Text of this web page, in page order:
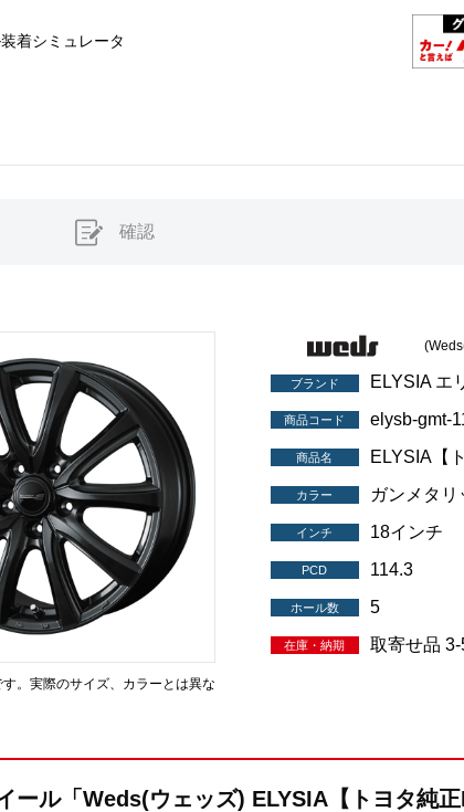
着シミュレータ
確認
。実際のサイズ、カラーとは異な
ブランド ELYSIA エ
商品コード elysb-gmt-
商品名 ELYSIA【
カラー ガンメタリ
インチ 18インチ
PCD 114.3
ホール数 5
在庫・納期 取寄せ品
ール「Weds(ウェッズ) ELYSIA【トヨタ純